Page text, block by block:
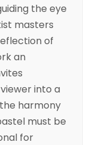
the eye
masters
of
an
into a
harmony
must be
for